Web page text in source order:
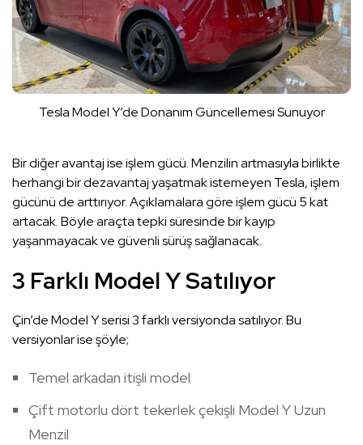
Tesla Model Y’de Donanım Güncellemesi Sunuyor
Bir diğer avantaj ise işlem gücü. Menzilin artmasıyla birlikte
herhangi bir dezavantaj yaşatmak istemeyen Tesla, işlem
gücünü de arttırıyor. Açıklamalara göre işlem gücü 5 kat
artacak. Böyle araçta tepki süresinde bir kayıp
yaşanmayacak ve güvenli sürüş sağlanacak.
3 Farklı Model Y Satılıyor
Çin’de Model Y serisi 3 farklı versiyonda satılıyor. Bu
versiyonlar ise şöyle;
Temel arkadan itişli model
Çift motorlu dört tekerlek çekişli Model Y Uzun
Menzil